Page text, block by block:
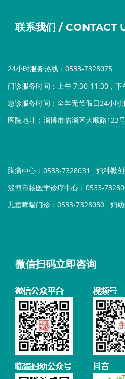
联系我们 / CONTACT
24小时服务热线：0533-7328075
门诊服务时间：上午 7:30-11:30，
急诊服务时间：全年无节假日24小时
医院地址：淄博市临淄区大顺路123
胸痛中心：0533-7328031
妇科微
淄博市核医学诊疗中心：0533-
儿童哮喘门诊：0533-7328030
妇
微信扫码立即咨询